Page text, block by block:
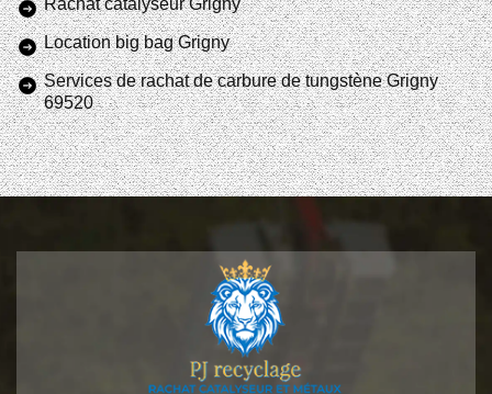
Rachat catalyseur Grigny
Location big bag Grigny
Services de rachat de carbure de tungstène Grigny
69520